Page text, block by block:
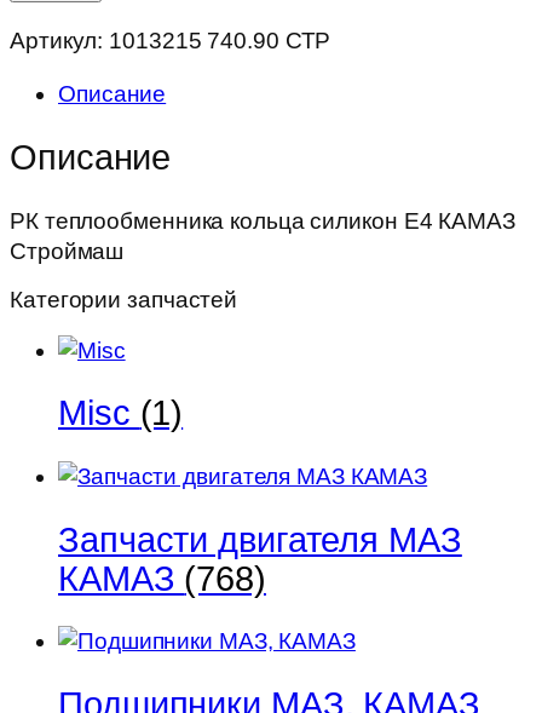
теплообменника
силикон
КАМАЗ
Артикул: 1013215 740.90 СТР
Описание
Описание
РК теплообменника кольца силикон Е4 КАМАЗ
Строймаш
Категории запчастей
Misc (1)
Запчасти двигателя МАЗ
КАМАЗ (768)
Подшипники МАЗ, КАМАЗ